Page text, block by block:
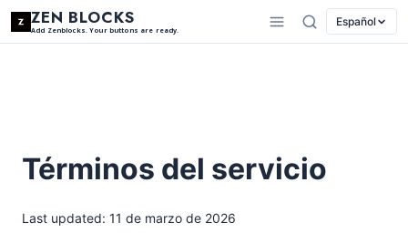
ZEN BLOCKS
Add Zenblocks. Your buttons are ready.
Español
Términos del servicio
Last updated: 11 de marzo de 2026